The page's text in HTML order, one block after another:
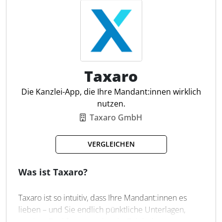
Automatischer Belegaustausch
FiBu Vor- und Nachbereitung
Lohnerfassung für Mandanten
Einkommensteuer-Assistent
Mandanten Onboarding-Prozess
Digitale Unterschriften
Erinnerungsservices
Taxaro
Die Kanzlei-App, die Ihre Mandant:innen wirklich
nutzen.
Taxaro GmbH
VERGLEICHEN
Was ist Taxaro?
Taxaro ist so intuitiv, dass Ihre Mandant:innen es
lieben – und Sie endlich pünktliche Unterlagen,